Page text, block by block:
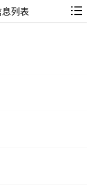
列表